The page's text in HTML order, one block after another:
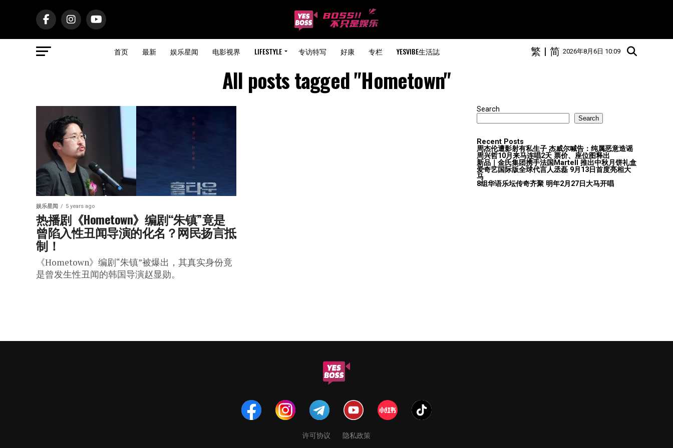
首页 最新 娱乐星闻 电影视界 LIFESTYLE 专访特写 好康 专栏 YESVIBE生活誌 2026年8月6日 10:09
简
|
繁
All posts tagged "Hometown"
娱乐星闻 5 years ago
热播剧《Hometown》编剧“朱镇”竟是
曾陷入性丑闻导演的化名？网民扬言抵
制！
《Hometown》编剧“朱镇”被爆出，其真实身份竟
是曾发生性丑闻的韩国导演赵显勋。
Search
Search
Recent Posts
周杰伦遭影射有私生子 杰威尔喊告：纯属恶意造谣
周兴哲10月来马连唱2天 票价、座位图释出
新品｜金氏集团携手法国Martell 推出中秋月饼礼盒
爱奇艺国际版全球代言人丞磊 9月13日首度亮相大
马
8组华语乐坛传奇⻬聚 明年2月27日大马开唱
许可协议 隐私政策